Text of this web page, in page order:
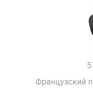
Французский